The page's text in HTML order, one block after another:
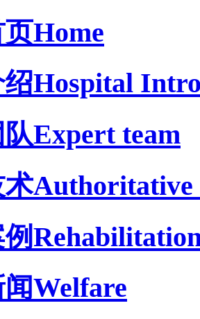
页Home
绍Hospital
队Expert team
Authoritative
Welfare